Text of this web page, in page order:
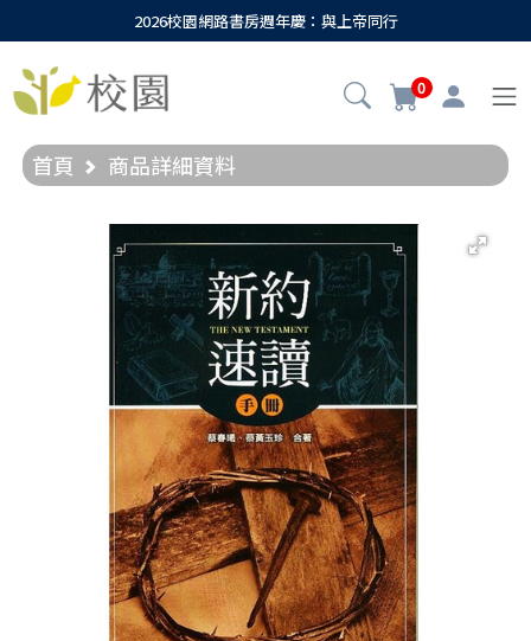
2026校園網路書房週年慶：與上帝同行
0
首頁 商品詳細資料